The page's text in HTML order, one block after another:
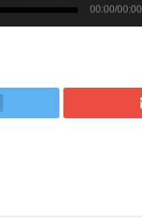
00:00/00:00